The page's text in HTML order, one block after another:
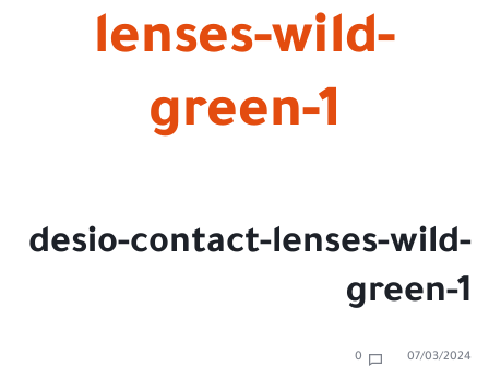
lenses-wild-
green-1
desio-contact-lenses-wild-
green-1
07/03/2024
0